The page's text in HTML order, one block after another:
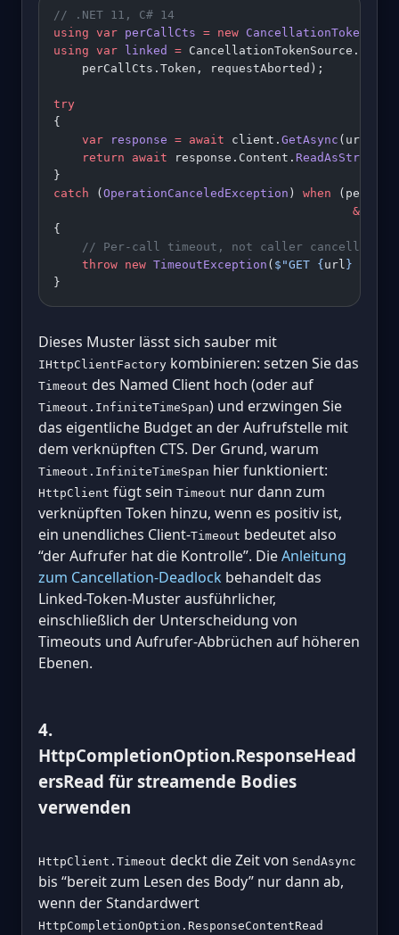
// .NET 11, C# 14
using var perCallCts = new
using var linked = CancellationTokenSource.
    perCallCts.Token, requestAborted);
try
{
    var
response = await client. GetAsync (url,
    return
await response.Content.
}
catch ( OperationCanceledException ) when
                                          &&
{
// Per-call timeout, not caller
    throw
new TimeoutException ( $"GET { url }
}
Dieses Muster lässt sich sauber mit
IHttpClientFactory kombinieren: setzen Sie das
Timeout des Named Client hoch (oder auf
Timeout.InfiniteTimeSpan) und erzwingen Sie
das eigentliche Budget an der Aufrufstelle mit
dem verknüpften CTS. Der Grund, warum
Timeout.InfiniteTimeSpan hier funktioniert:
HttpClient fügt sein Timeout nur dann zum
verknüpften Token hinzu, wenn es positiv ist,
ein unendliches Client-Timeout bedeutet also
“der Aufrufer hat die Kontrolle”. DieAnleitung
zum Cancellation-Deadlock behandelt das
Linked-Token-Muster ausführlicher,
einschließlich der Unterscheidung von
Timeouts und Aufrufer-Abbrüchen auf höheren
Ebenen.
4.
HttpCompletionOption.ResponseHead
ersRead für streamende Bodies
verwenden
HttpClient.Timeout deckt die Zeit von SendAsync
bis “bereit zum Lesen des Body” nur dann ab,
wenn der Standardwert
HttpCompletionOption.ResponseContentRead